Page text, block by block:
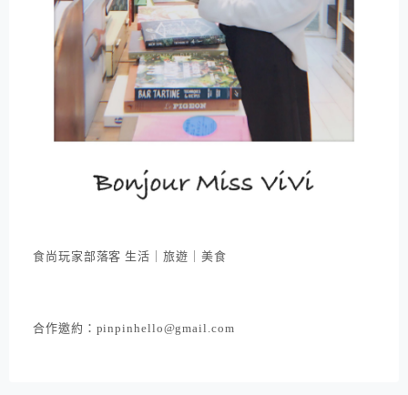
食尚玩家部落客 生活｜旅遊｜美食
合作邀約：pinpinhello@gmail.com